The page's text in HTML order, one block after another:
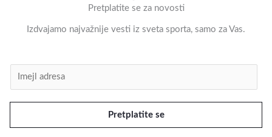
Pretplatite se za novosti
Izdvajamo najvažnije vesti iz sveta sporta, samo za Vas.
m
e
Pretplatite se